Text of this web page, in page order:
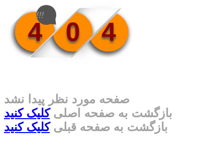
4 0 4
!!!
صفحه مورد نظر پیدا نشد
بازگشت به صفحه اصلیکلیک کنید
بازگشت به صفحه قبلیکلیک کنید